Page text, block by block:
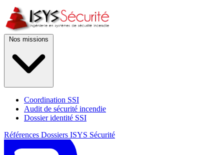
Coordination SSI
Audit de sécurité incendie
Dossier identité SSI
Références Dossiers ISYS Sécurité